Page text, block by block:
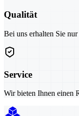
Qualität
Bei uns erhalten Sie
Service
Wir bieten Ihnen einen